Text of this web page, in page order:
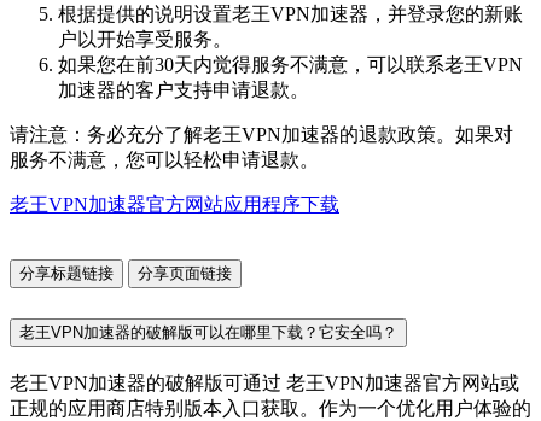
根据提供的说明设置老王VPN加速器，并登录您的新账
户以开始享受服务。
如果您在前30天内觉得服务不满意，可以联系老王VPN
加速器的客户支持申请退款。
请注意：务必充分了解老王VPN加速器的退款政策。如果对
服务不满意，您可以轻松申请退款。
老王VPN加速器官方网站应用程序下载
分享标题链接 分享页面链接
老王VPN加速器的破解版可以在哪里下载？它安全吗？
老王VPN加速器的破解版可通过 老王VPN加速器官方网站或
正规的应用商店特别版本入口获取。作为一个优化用户体验的